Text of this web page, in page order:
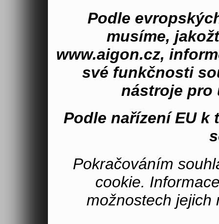
Podle
musíme,
www.aigon.cz,
své funkčnosti
nástroje pro
Podle nařízení EU k
Pokračováním
cookie.
možnostech jejich